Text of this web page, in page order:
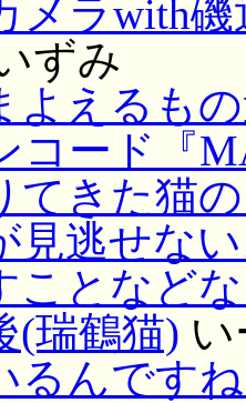
メラwith磯
ずみ
よえるも
コード『
てきた猫
見逃せな
ことなど
(瑞鶴猫)
るんです